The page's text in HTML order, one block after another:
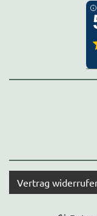
Vertrag